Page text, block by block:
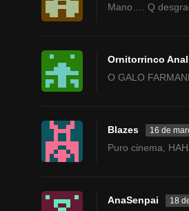
Mano…. Q
Ornitorrinco
O GALO
Blazes 16 de
Puro cinema,
AnaSenpai 18